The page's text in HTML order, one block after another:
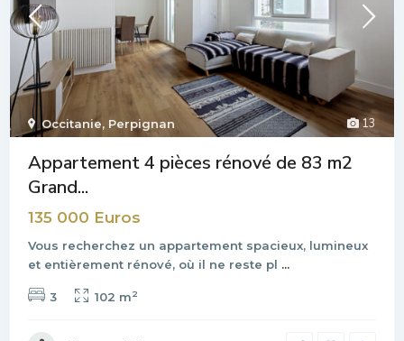
13
Occitanie, Perpignan
Appartement 4 pièces rénové de 83 m2
Grand...
135 000 Euros
Vous recherchez un appartement spacieux, lumineux
et entièrement rénové, où il ne reste pl ...
3 102 m2